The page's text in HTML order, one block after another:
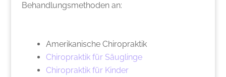
Behandlungsmethoden an:
Amerikanische Chiropraktik
Chiropraktik für Säuglinge
Chiropraktik für Kinder